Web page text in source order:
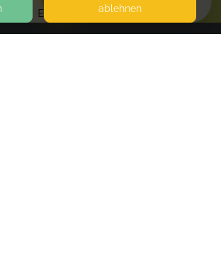
EVENTS
ablehnen